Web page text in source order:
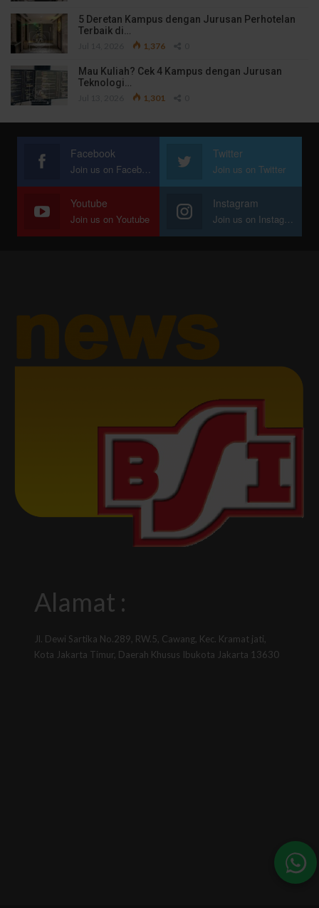
5 Deretan Kampus dengan Jurusan Perhotelan
Terbaik di…
1,376
Mau Kuliah? Cek 4 Kampus dengan Jurusan
Teknologi…
1,301
Facebook
Join us on Facebook
Twitter
Join us on Twitter
Youtube
Join us on Youtube
Instagram
Join us on Instagram
Alamat :
Jl. Dewi Sartika No.289, RW.5, Cawang, Kec. Kramat jati,
Kota Jakarta Timur, Daerah Khusus Ibukota Jakarta 13630